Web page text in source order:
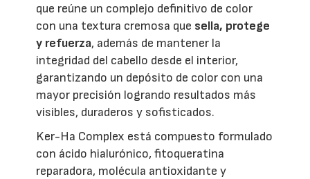
que reúne un complejo definitivo de color
con una textura cremosa que sella, protege
y refuerza, además de mantener la
integridad del cabello desde el interior,
garantizando un depósito de color con una
mayor precisión logrando resultados más
visibles, duraderos y sofisticados.
Ker-Ha Complex está compuesto formulado
con ácido hialurónico, fitoqueratina
reparadora, molécula antioxidante y